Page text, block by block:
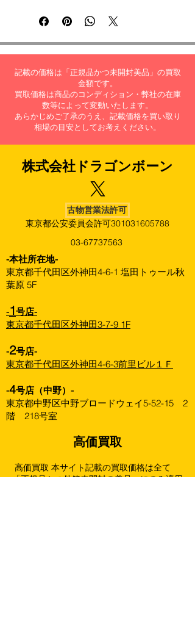
記載の価格は「正規品かつ未開封美品」の買取
金額です。
買取価格は商品のコンディション・弊社の在庫
数等によって変動いたします。
あらかじめご了承のうえ、記載価格を買い取り
相場の目安としてお考えください。
株式会社​ドラゴンボーン
古物営業法許可
東京都公安委員会許可301031605788
03-67737563
​-本社所在地-
東京都千代田区外神田4-6-1 塩田トゥール秋
葉原 5F
-1号店-
東京都千代田区外神田3-7-9 1F
-2号店-
東京都千代田区外神田4-6-3前里ビル１Ｆ
-4号店（中野）-
東京都中野区中野ブロードウェイ5-52-15 2
階 218号室
高価買取
高価買取 本サイト記載の買取価格は全て
「正規品かつ外箱未開封の美品」にのみ適用